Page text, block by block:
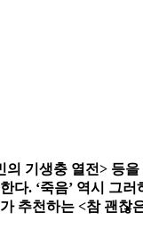
기생충 열전>
. ‘죽음’ 역시 그
추천하는 <참 괜찮